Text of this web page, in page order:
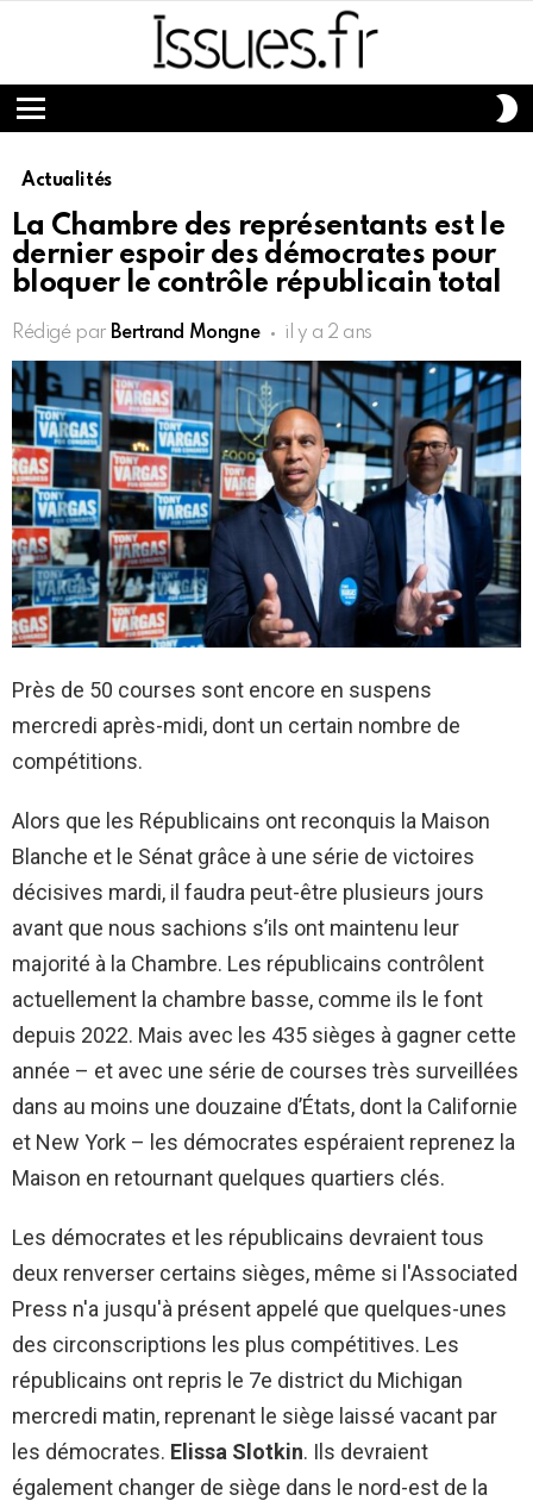
Menu
Actualités
La Chambre des représentants est le
dernier espoir des démocrates pour
bloquer le contrôle républicain total
Rédigé par Bertrand Mongne il y a 2 ans
Près de 50 courses sont encore en suspens
mercredi après-midi, dont un certain nombre de
compétitions.
Alors que les Républicains ont reconquis la Maison
Blanche et le Sénat grâce à une série de victoires
décisives mardi, il faudra peut-être plusieurs jours
avant que nous sachions s’ils ont maintenu leur
majorité à la Chambre. Les républicains contrôlent
actuellement la chambre basse, comme ils le font
depuis 2022. Mais avec les 435 sièges à gagner cette
année – et avec une série de courses très surveillées
dans au moins une douzaine d’États, dont la Californie
et New York – les démocrates espéraient reprenez la
Maison en retournant quelques quartiers clés.
Les démocrates et les républicains devraient tous
deux renverser certains sièges, même si l'Associated
Press n'a jusqu'à présent appelé que quelques-unes
des circonscriptions les plus compétitives. Les
républicains ont repris le 7e district du Michigan
mercredi matin, reprenant le siège laissé vacant par
les démocrates. Elissa Slotkin. Ils devraient
également changer de siège dans le nord-est de la